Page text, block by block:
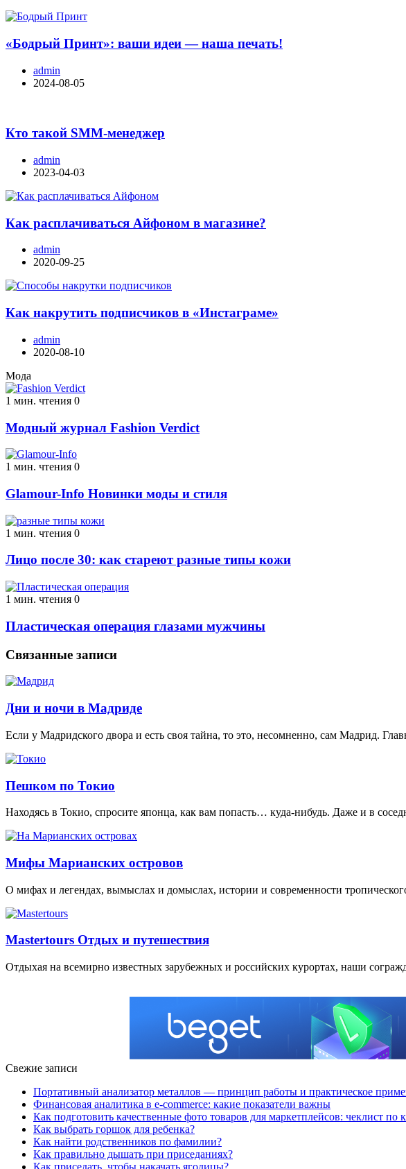
«Бодрый Принт»: ваши идеи — наша печать!
admin
2024-08-05
Кто такой SMM-менеджер
admin
2023-04-03
Как расплачиваться Айфоном в магазине?
admin
2020-09-25
Как накрутить подписчиков в «Инстаграме»
admin
2020-08-10
Мода
1 мин. чтения 0
Модный журнал Fashion Verdict
1 мин. чтения 0
Glamour-Info Новинки моды и стиля
1 мин. чтения 0
Лицо после 30: как стареют разные типы кожи
1 мин. чтения 0
Пластическая операция глазами мужчины
Связанные записи
Дни и ночи в Мадриде
Если у Мадридского двора и есть своя тайна, то это, несомненно, сам Мадрид.
Пешком по Токио
Находясь в Токио, спросите японца, как вам попасть… куда-нибудь. Даже и в
Мифы Марианских островов
О мифах и легендах, вымыслах и домыслах, истории и современности
Mastertours Отдых и путешествия
Отдыхая на всемирно известных зарубежных и российских курортах, наши
Свежие записи
Портативный анализатор металлов — принцип работы и практическое
Финансовая аналитика в e-commerce: какие показатели важны
Как подготовить качественные фото товаров для маркетплейсов: чеклист по
Как выбрать горшок для ребенка?
Как найти родственников по фамилии?
Как правильно дышать при приседаниях?
Как приседать, чтобы накачать ягодицы?